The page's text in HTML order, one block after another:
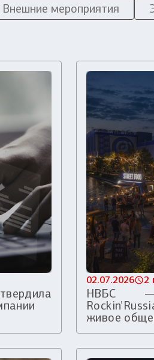
Внешние мероприятия
02.07.2026 2
НВБС —
живое